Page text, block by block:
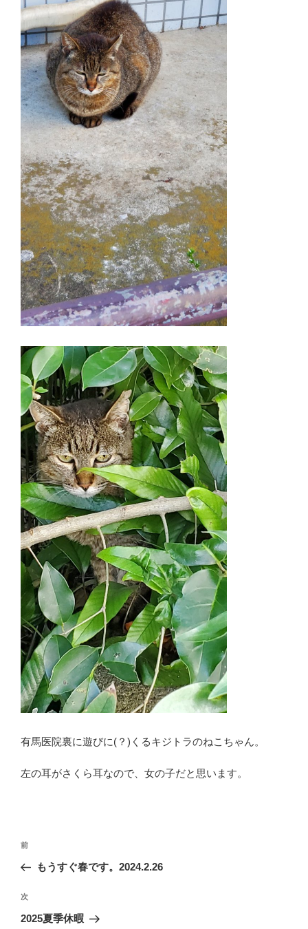
有馬医院裏に遊びに(？)くるキジトラのねこちゃん。
左の耳がさくら耳なので、女の子だと思います。
投
ナ
ビ
ゲ
前
の
稿
前
もうすぐ春です。2024.2.26
次
の
次
2025夏季休暇